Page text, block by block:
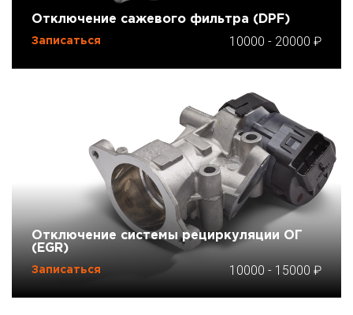
Отключение сажевого фильтра (DPF)
Записаться 10000 - 20000
Отключение системы рециркуляции ОГ
(EGR)
Записаться 10000 - 15000